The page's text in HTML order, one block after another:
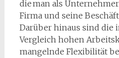
die man als
Firma und seine
Darüber hinaus sind die
Vergleich hohen
mangelnde Flexibilität